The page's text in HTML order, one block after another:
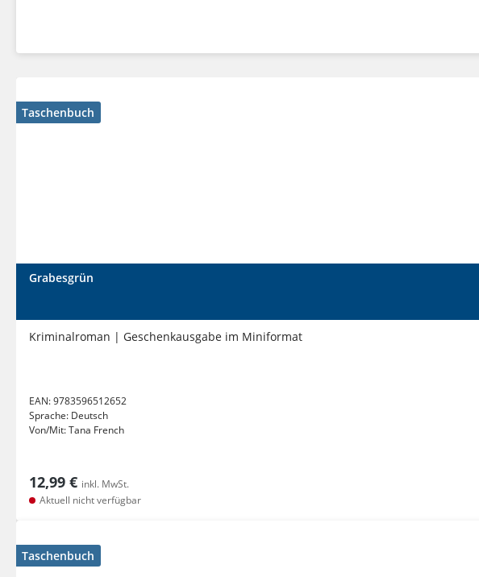
Taschenbuch
Grabesgrün
Kriminalroman | Geschenkausgabe im Miniformat
EAN:9783596512652
Sprache: Deutsch
Von/Mit:Tana French
12,99 € inkl. MwSt.
Aktuell nicht verfügbar
Taschenbuch